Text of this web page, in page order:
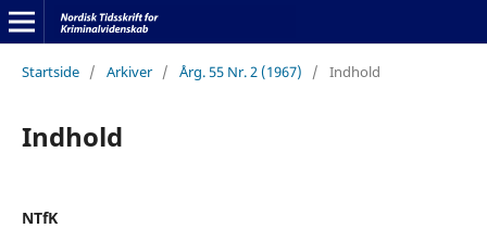
Startside / Arkiver / Årg. 55 Nr. 2 (1967) / Indhold
Indhold
NTfK